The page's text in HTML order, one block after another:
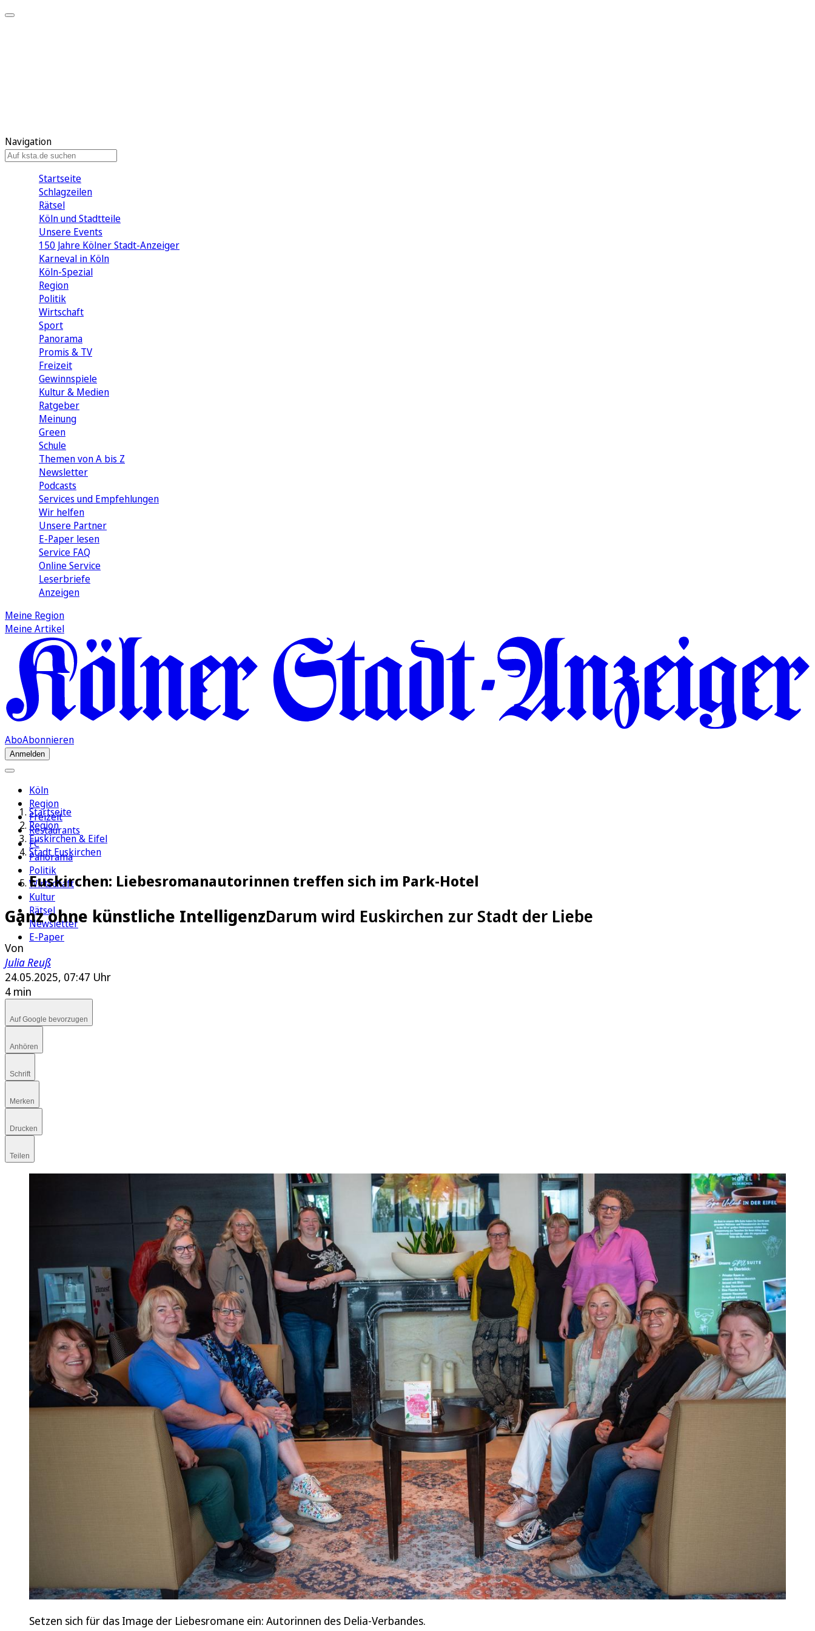
Navigation
Startseite
Schlagzeilen
Rätsel
Köln und Stadtteile
Unsere Events
150 Jahre Kölner Stadt-Anzeiger
Karneval in Köln
Köln-Spezial
Region
Politik
Wirtschaft
Sport
Panorama
Promis & TV
Freizeit
Gewinnspiele
Kultur & Medien
Ratgeber
Meinung
Green
Schule
Themen von A bis Z
Newsletter
Podcasts
Services und Empfehlungen
Wir helfen
Unsere Partner
E-Paper lesen
Service FAQ
Online Service
Leserbriefe
Anzeigen
Meine Region
Meine Artikel
AboAbonnieren
Anmelden
Köln
Region
Freizeit
Restaurants
FC
Panorama
Politik
Wirtschaft
Kultur
Rätsel
Newsletter
E-Paper
Startseite
Region
Euskirchen & Eifel
Stadt Euskirchen
Euskirchen: Liebesromanautorinnen treffen sich im Park-Hotel
Ganz ohne künstliche IntelligenzDarum wird Euskirchen zur Stadt der Liebe
Von
Julia Reuß
24.05.2025, 07:47 Uhr
4 min
Auf Google bevorzugen
Anhören
Schrift
Merken
Drucken
Teilen
Setzen sich für das Image der Liebesromane ein: Autorinnen des Delia-Verbandes.